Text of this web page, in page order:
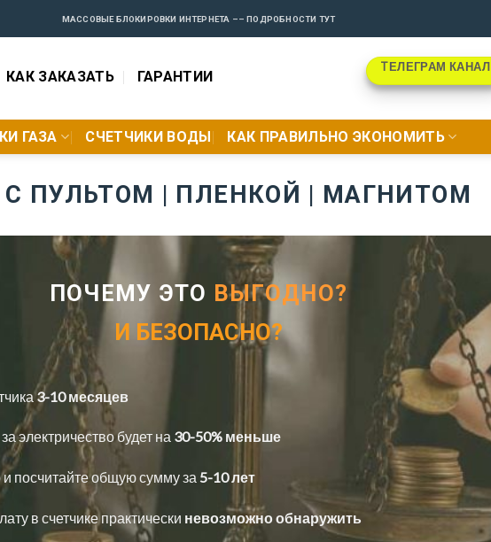
МАССОВЫЕ БЛОКИРОВКИ ИНТЕРНЕТА –– ПОДРОБНОСТИ ТУТ
КАК ЗАКАЗАТЬ ГАРАНТИИ
TЕЛЕГРАМ КАНАЛ
ГАЗА СЧЕТЧИКИ ВОДЫ КАК ПРАВИЛЬНО ЭКОНОМИТЬ
ПУЛЬТОМ | ПЛЕНКОЙ | МАГНИТОМ
ПОЧЕМУ ЭТО ВЫГОДНО?
И БЕЗОПАСНО?
3-10 месяцев
электричество будет на 30-50% меньше
и посчитайте общую сумму за 5-10 лет
в счетчике практически невозможно обнаружить